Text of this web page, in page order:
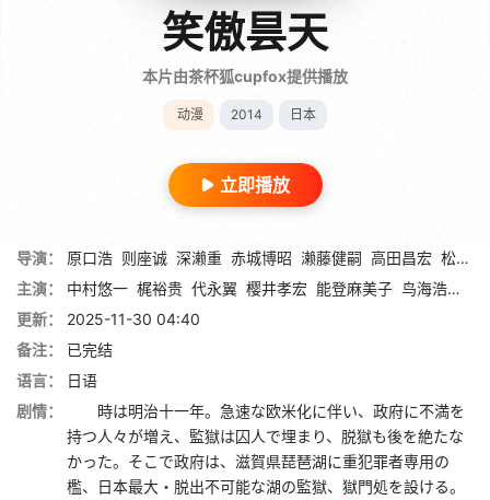
笑傲昙天
本片由茶杯狐cupfox提供播放
动漫 2014 日本
立即播放
导演： 原口浩 则座诚 深濑重 赤城博昭 濑藤健嗣 高田昌宏 松村树里亚
主演：
中村悠一 梶裕贵 代永翼 樱井孝宏 能登麻美子 鸟海浩辅
更新：
2025-11-30 04:40
备注：
已完结
语言：
日语
剧情：
時は明治十一年。急速な欧米化に伴い、政府に不満を
持つ人々が増え、監獄は囚人で埋まり、脱獄も後を絶たな
かった。そこで政府は、滋賀県琵琶湖に重犯罪者専用の
檻、日本最大・脱出不可能な湖の監獄、獄門処を設ける。